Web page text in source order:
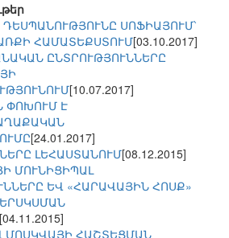
ՍՈՖԻԱՅՈՒՄ՝
ՀԱՄԱՏԵՔՍՏՈՒՄ[03.10.2017]
ԸՆՏՐՈՒԹՅՈՒՆՆԵՐԸ
[10.07.2017]
ՓՈԽՈՒՄ Է
[24.01.2017]
ԼԵՀԱՍՏԱՆՈՒՄ[08.12.2015]
ՄՈՒՆԻՑԻՊԱԼ
ԵՎ «ՀԱՐԱՎԱՅԻՆ ՀՈՍՔ»
[04.11.2015]
ՄՈՍԿՎԱՅԻ ՀԱՇՏԵՑՄԱՆ